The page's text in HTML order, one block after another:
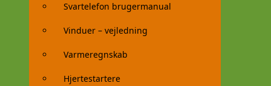
Svartelefon brugermanual
Vinduer – vejledning
Varmeregnskab
Hjertestartere